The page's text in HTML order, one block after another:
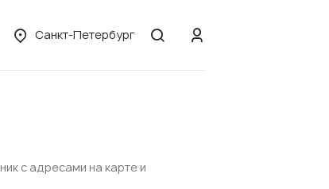
Санкт-Петербург
с адресами на карте и